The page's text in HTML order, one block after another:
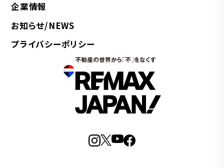
企業情報
お知らせ/NEWS
プライバシーポリシー